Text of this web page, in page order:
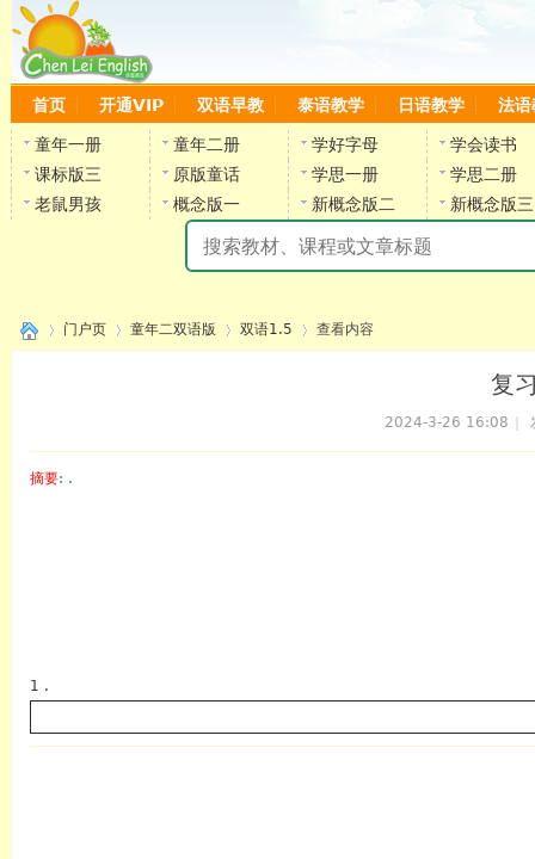
首页 开通VIP 双语早教 泰语教学 日语教学 法语
童年一册 童年二册 学好字母
学会读书
课标版三
原版童话 学思一册
学思二册
老鼠男孩
概念版一 新概念版二 新概念版三
门户页 童年二双语版 双语1.5 查看内容
复
2024-3-26 16:08
摘要: .
1 .